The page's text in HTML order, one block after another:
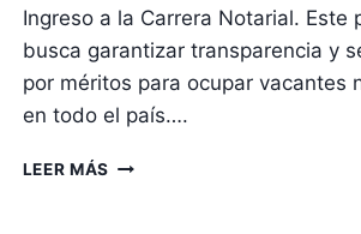
Ingreso a la Carrera Notarial. Este
busca garantizar transparencia y
por méritos para ocupar vacantes
en todo el país….
LEER MÁS INICIA